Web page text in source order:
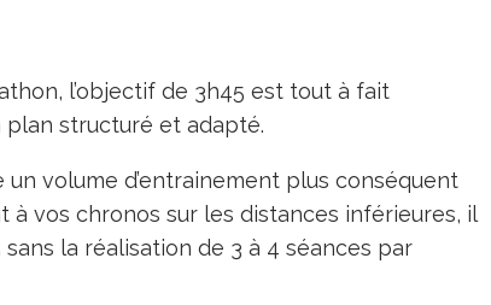
l’objectif de 3h45 est tout à fait
plan structuré et adapté.
volume d’entrainement plus conséquent
vos chronos sur les distances inférieures, il
la réalisation de 3 à 4 séances par